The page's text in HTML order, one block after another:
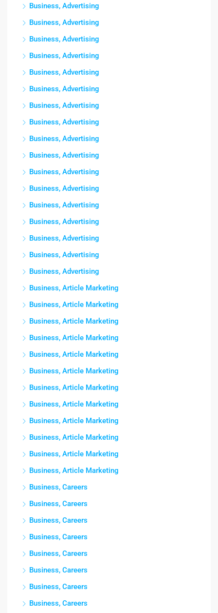
Business, Advertising
Business, Advertising
Business, Advertising
Business, Advertising
Business, Advertising
Business, Advertising
Business, Advertising
Business, Advertising
Business, Advertising
Business, Advertising
Business, Advertising
Business, Advertising
Business, Advertising
Business, Advertising
Business, Advertising
Business, Advertising
Business, Advertising
Business, Article Marketing
Business, Article Marketing
Business, Article Marketing
Business, Article Marketing
Business, Article Marketing
Business, Article Marketing
Business, Article Marketing
Business, Article Marketing
Business, Article Marketing
Business, Article Marketing
Business, Article Marketing
Business, Article Marketing
Business, Careers
Business, Careers
Business, Careers
Business, Careers
Business, Careers
Business, Careers
Business, Careers
Business, Careers